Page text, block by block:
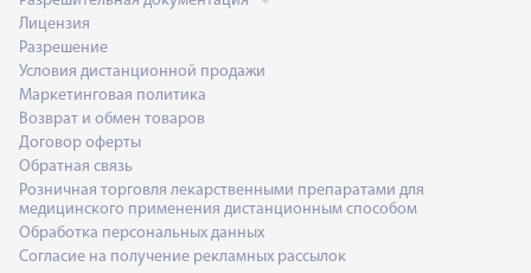
Лицензия
Разрешение
Условия дистанционной продажи
Маркетинговая политика
Возврат и обмен товаров
Договор оферты
Обратная связь
Розничная торговля лекарственными препаратами для
медицинского применения дистанционным способом
Обработка персональных данных
Согласие на получение рекламных рассылок